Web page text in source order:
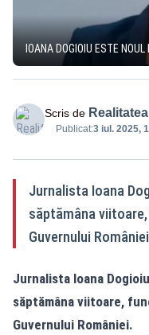
IOANA DOGIOIU ESTE
Scris de
Publicat:3 iul. 2025,
Jurnalista Ioana
săptămâna
Guvernului României
Jurnalista Ioana
săptămâna viitoare,
Guvernului României.